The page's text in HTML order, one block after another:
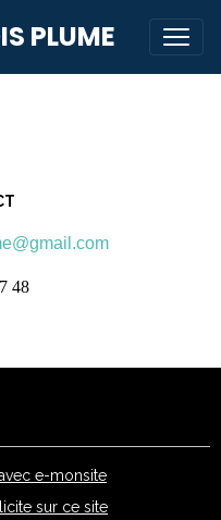
PLUME
48
e-monsite
sur ce site